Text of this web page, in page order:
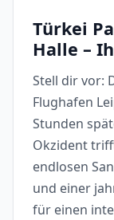
Türkei
Halle –
Stell dir vor:
Flughafen
Stunden
Okzident
endlosen
und einer
für einen